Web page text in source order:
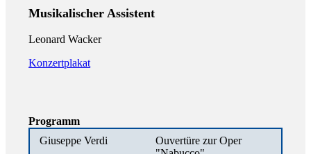
Musikalischer Assistent
Leonard Wacker
Konzertplakat
Programm
Giuseppe Verdi
Ouvertüre zur Oper